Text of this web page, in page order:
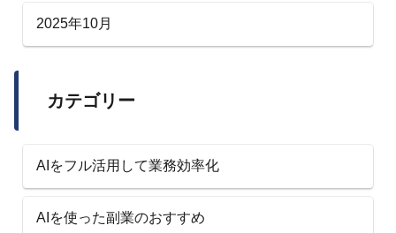
2025年10月
カテゴリー
AIをフル活用して業務効率化
AIを使った副業のおすすめ